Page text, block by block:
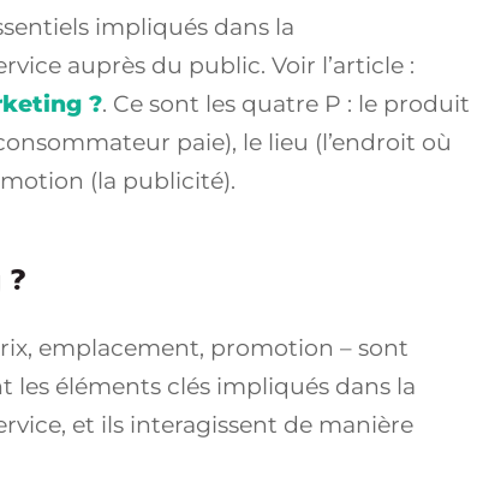
impliqués dans la
auprès du public. Voir l’article :
?. Ce sont les quatre P : le produit
paie), le lieu (l’endroit où
(la publicité).
emplacement, promotion – sont
les éléments clés impliqués dans la
et ils interagissent de manière